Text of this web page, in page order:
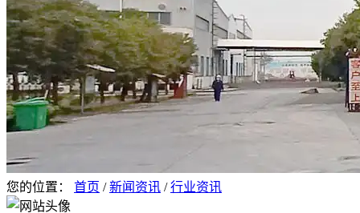
您的位置： 首页 /新闻资讯 /行业资讯